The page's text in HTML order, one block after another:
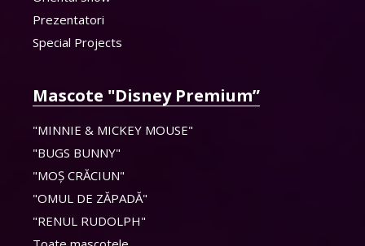
Prezentatori
Special Projects
Mascote "Disney Premium”
"MINNIE & MICKEY MOUSE"
"BUGS BUNNY"
"MOȘ CRĂCIUN"
"OMUL DE ZĂPADĂ"
"RENUL RUDOLPH"